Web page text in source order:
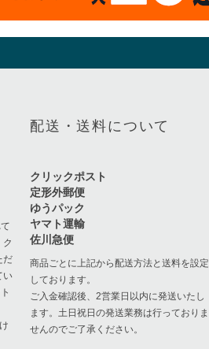
ク
だ
い
配送・送料について
クリックポスト
定形外郵便
ゆうパック
ヤマト運輸
佐川急便
商品ごとに上記から配送方法と送料を設定
しております。
ご入金確認後、2営業日以内に発送いたし
ます。土日祝日の発送業務は行っておりま
せんのでご了承ください。